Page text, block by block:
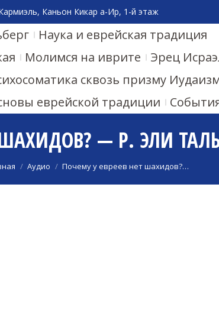
Каньон Кикар а-Ир, 1-й этаж
Наука и еврейская традиция
Молимся на иврите
Эрец
сквозь призму
еврейской традиции
— Р. ЭЛИ
Аудио Почему у евреев нет шахидов?…